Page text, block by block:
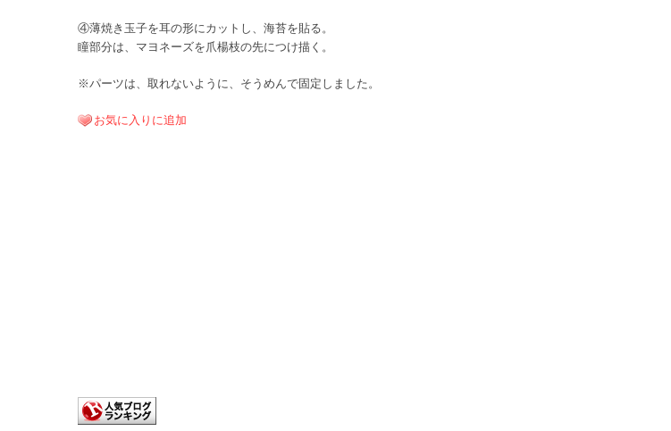
④薄焼き玉子を耳の形にカットし、海苔を貼る。
瞳部分は、マヨネーズを爪楊枝の先につけ描く。
※パーツは、取れないように、そうめんで固定しました。
お気に入りに追加